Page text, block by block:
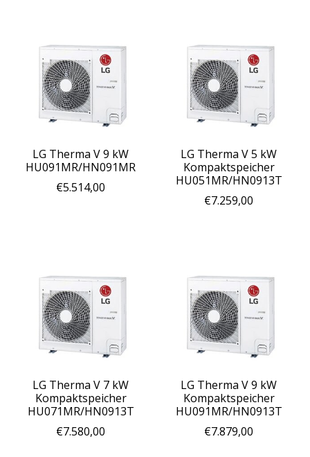
LG Therma V 9 kW
HU091MR/HN091MR
€5.514,00
LG Therma V 5 kW
Kompaktspeicher
HU051MR/HN0913T
€7.259,00
LG Therma V 7 kW
Kompaktspeicher
HU071MR/HN0913T
€7.580,00
LG Therma V 9 kW
Kompaktspeicher
HU091MR/HN0913T
€7.879,00